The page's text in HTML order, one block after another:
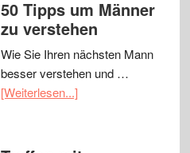
50 Tipps um Männer
zu verstehen
Wie Sie Ihren nächsten Mann
besser verstehen und …
[Weiterlesen...]